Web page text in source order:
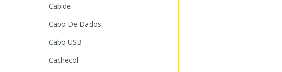
Cabide
Cabo De Dados
Cabo USB
Cachecol